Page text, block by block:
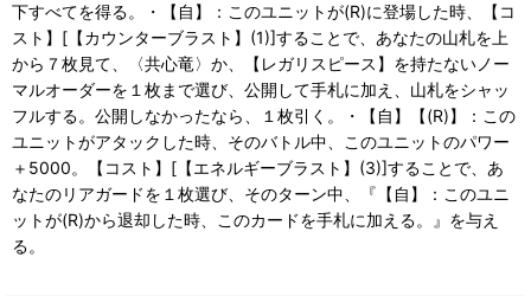
下すべてを得る。・【自】：このユニットが(R)に登場した時、【コ
スト】[【カウンターブラスト】(1)]することで、あなたの山札を上
から７枚見て、〈共心竜〉か、【レガリスピース】を持たないノー
マルオーダーを１枚まで選び、公開して手札に加え、山札をシャッ
フルする。公開しなかったなら、１枚引く。・【自】【(R)】：この
ユニットがアタックした時、そのバトル中、このユニットのパワー
＋5000。【コスト】[【エネルギーブラスト】(3)]することで、あ
なたのリアガードを１枚選び、そのターン中、『【自】：このユニ
ットが(R)から退却した時、このカードを手札に加える。』を与え
る。